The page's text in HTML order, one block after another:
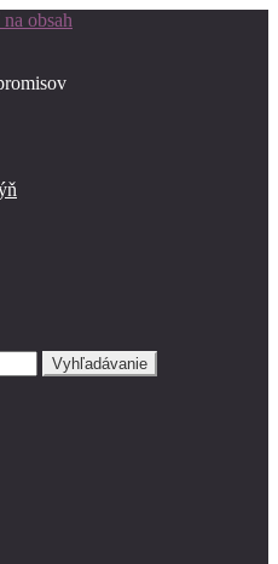
obsah
Vyhľadávanie